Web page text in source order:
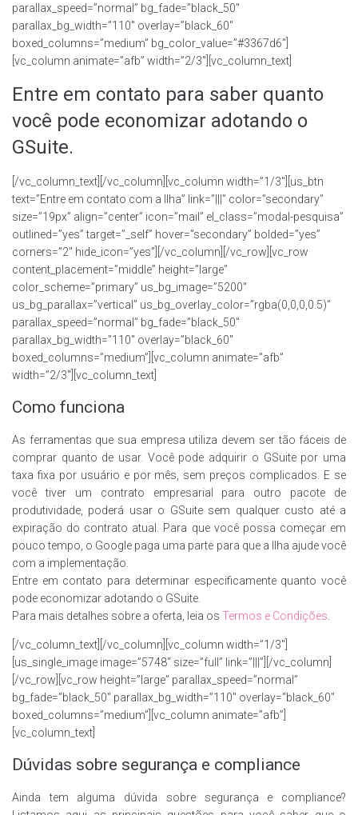
parallax_speed=”normal” bg_fade=”black_50″
parallax_bg_width=”110″ overlay=”black_60″
boxed_columns=”medium” bg_color_value=”#3367d6″]
[vc_column animate=”afb” width=”2/3″][vc_column_text]
Entre em contato para saber quanto
você pode economizar adotando o
GSuite.
[/vc_column_text][/vc_column][vc_column width=”1/3″][us_btn
text=”Entre em contato com a Ilha” link=”|||” color=”secondary”
size=”19px” align=”center” icon=”mail” el_class=”modal-pesquisa”
outlined=”yes” target=”_self” hover=”secondary” bolded=”yes”
corners=”2″ hide_icon=”yes”][/vc_column][/vc_row][vc_row
content_placement=”middle” height=”large”
color_scheme=”primary” us_bg_image=”5200″
us_bg_parallax=”vertical” us_bg_overlay_color=”rgba(0,0,0,0.5)”
parallax_speed=”normal” bg_fade=”black_50″
parallax_bg_width=”110″ overlay=”black_60″
boxed_columns=”medium”][vc_column animate=”afb”
width=”2/3″][vc_column_text]
Como funciona
As ferramentas que sua empresa utiliza devem ser tão fáceis de
comprar quanto de usar. Você pode adquirir o GSuite por uma
taxa fixa por usuário e por mês, sem preços complicados. E se
você tiver um contrato empresarial para outro pacote de
produtividade, poderá usar o GSuite sem qualquer custo até a
expiração do contrato atual. Para que você possa começar em
pouco tempo, o Google paga uma parte para que a Ilha ajude você
com a implementação.
Entre em contato para determinar especificamente quanto você
pode economizar adotando o GSuite.
Para mais detalhes sobre a oferta, leia os Termos e Condições
[/vc_column_text][/vc_column][vc_column width=”1/3″]
[us_single_image image=”5748″ size=”full” link=”|||”][/vc_column]
[/vc_row][vc_row height=”large” parallax_speed=”normal”
bg_fade=”black_50″ parallax_bg_width=”110″ overlay=”black_60″
boxed_columns=”medium”][vc_column animate=”afb”]
[vc_column_text]
Dúvidas sobre segurança e compliance
Ainda tem alguma dúvida sobre segurança e compliance?